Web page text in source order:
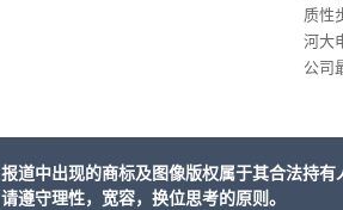
质性
河大
公司
报道中出现的商标及图像版权属于其合法持
请遵守理性，宽容，换位思考的原则。